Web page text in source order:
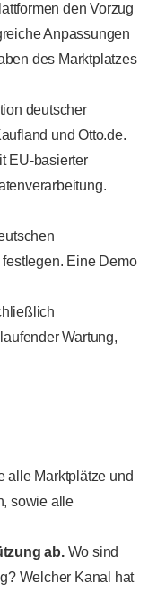
den Vorzug
Anpassungen
des Marktplatzes
deutscher
und Otto.de.
EU-basierter
Eine Demo
Wartung,
alle Marktplätze und
sowie alle
ab.Wo sind
Welcher Kanal hat